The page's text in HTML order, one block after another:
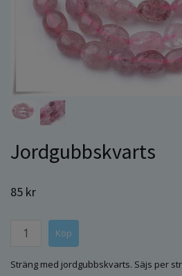
Jordgubbskvarts
85 kr
Sträng med jordgubbskvarts. Säjs per